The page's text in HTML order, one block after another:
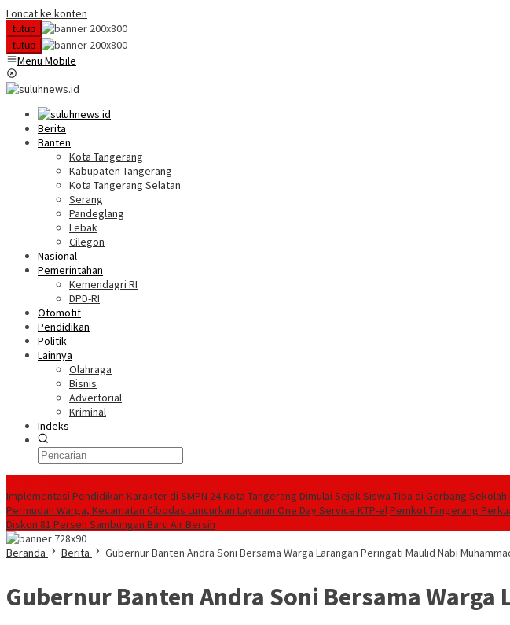
Loncat ke konten
tutup
tutup
Menu Mobile
Berita
Banten
Kota Tangerang
Kabupaten Tangerang
Kota Tangerang Selatan
Serang
Pandeglang
Lebak
Cilegon
Nasional
Pemerintahan
Kemendagri RI
DPD-RI
Otomotif
Pendidikan
Politik
Lainnya
Olahraga
Bisnis
Advertorial
Kriminal
Indeks
Implementasi Pendidikan Karakter di SMPN 24 Kota Tangerang Dimulai Sejak Siswa Tiba di Gerbang Sekolah
Permudah Warga, Kecamatan Cibodas Luncurkan Layanan One Day Service KTP-elPemkot Tangerang
Diskon 81 Persen Sambungan Baru Air Bersih
Beranda
Berita Gubernur Banten Andra Soni Bersama Warga Larangan Peringati Maulid Nabi
Gubernur Banten Andra Soni Bersama